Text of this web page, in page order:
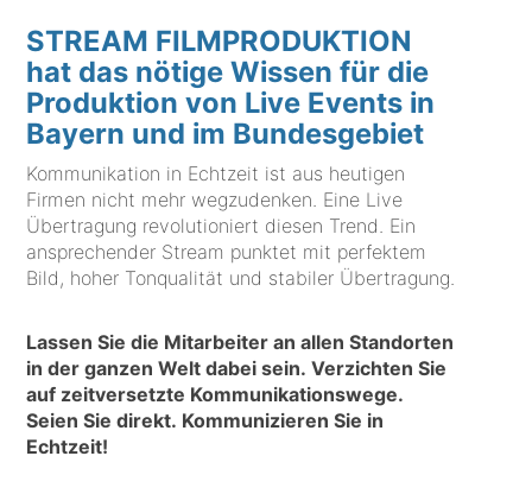
STREAM FILMPRODUKTION
hat das nötige Wissen für die
Produktion von Live Events in
Bayern und im Bundesgebiet
Kommunikation in Echtzeit ist aus heutigen
Firmen nicht mehr wegzudenken. Eine Live
Übertragung revolutioniert diesen Trend. Ein
ansprechender Stream punktet mit perfektem
Bild, hoher Tonqualität und stabiler Übertragung.
Lassen Sie die Mitarbeiter an allen Standorten
in der ganzen Welt dabei sein. Verzichten Sie
auf zeitversetzte Kommunikationswege.
Seien Sie direkt. Kommunizieren Sie in
Echtzeit!